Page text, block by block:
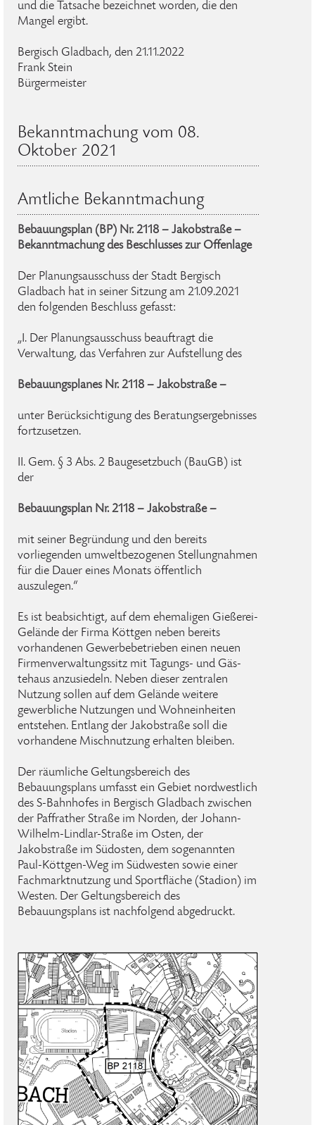
und die Tatsache bezeichnet worden, die den
Mangel ergibt.
Bergisch Gladbach, den 21.11.2022
Frank Stein
Bürgermeister
Bekanntmachung vom 08.
Oktober 2021
Amtliche Bekanntmachung
Bebauungsplan (BP) Nr. 2118 – Jakobstraße –
Bekanntmachung des Beschlusses zur Offenlage
Der Planungsausschuss der Stadt Bergisch
Gladbach hat in seiner Sitzung am 21.09.2021
den folgenden Beschluss gefasst:
„I. Der Planungsausschuss beauftragt die
Verwaltung, das Verfahren zur Aufstellung des
Bebauungsplanes Nr. 2118 – Jakobstraße –
unter Berücksichtigung des Beratungsergebnisses
fortzusetzen.
II. Gem. § 3 Abs. 2 Baugesetzbuch (BauGB) ist
der
Bebauungsplan Nr. 2118 – Jakobstraße –
mit seiner Begründung und den bereits
vorliegenden umweltbezogenen Stellungnahmen
für die Dauer eines Monats öffentlich
auszulegen.“
Es ist beabsichtigt, auf dem ehemaligen Gießerei-
Gelände der Firma Köttgen neben bereits
vorhandenen Gewerbebetrieben einen neuen
Firmenverwaltungssitz mit Tagungs- und Gäs-
tehaus anzusiedeln. Neben dieser zentralen
Nutzung sollen auf dem Gelände weitere
gewerbliche Nutzungen und Wohneinheiten
entstehen. Entlang der Jakobstraße soll die
vorhandene Mischnutzung erhalten bleiben.
Der räumliche Geltungsbereich des
Bebauungsplans umfasst ein Gebiet nordwestlich
des S-Bahnhofes in Bergisch Gladbach zwischen
der Paffrather Straße im Norden, der Johann-
Wilhelm-Lindlar-Straße im Osten, der
Jakobstraße im Südosten, dem sogenannten
Paul-Köttgen-Weg im Südwesten sowie einer
Fachmarktnutzung und Sportfläche (Stadion) im
Westen. Der Geltungsbereich des
Bebauungsplans ist nachfolgend abgedruckt.